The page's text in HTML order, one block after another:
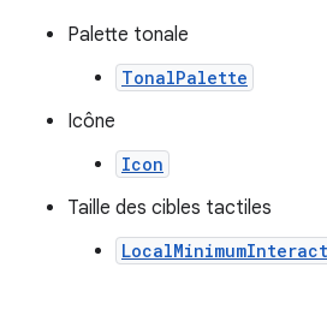
Palette tonale
TonalPalette
Icône
Icon
Taille des cibles tactiles